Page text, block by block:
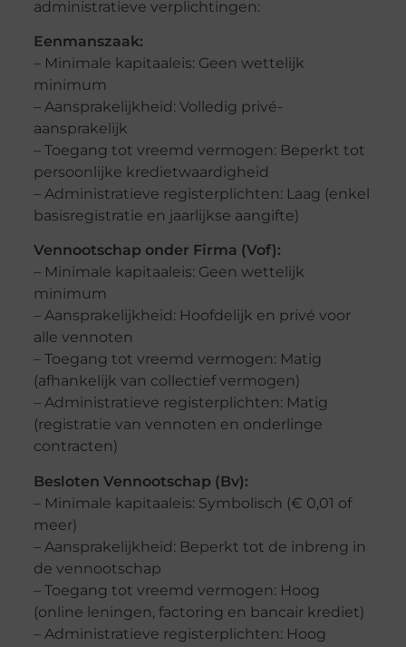
administratieve verplichtingen:
Eenmanszaak:
– Minimale kapitaaleis: Geen wettelijk
minimum
– Aansprakelijkheid: Volledig privé-
aansprakelijk
– Toegang tot vreemd vermogen: Beperkt tot
persoonlijke kredietwaardigheid
– Administratieve registerplichten: Laag (enkel
basisregistratie en jaarlijkse aangifte)
Vennootschap onder Firma (Vof):
– Minimale kapitaaleis: Geen wettelijk
minimum
– Aansprakelijkheid: Hoofdelijk en privé voor
alle vennoten
– Toegang tot vreemd vermogen: Matig
(afhankelijk van collectief vermogen)
– Administratieve registerplichten: Matig
(registratie van vennoten en onderlinge
contracten)
Besloten Vennootschap (Bv):
– Minimale kapitaaleis: Symbolisch (€ 0,01 of
meer)
– Aansprakelijkheid: Beperkt tot de inbreng in
de vennootschap
– Toegang tot vreemd vermogen: Hoog
(online leningen, factoring en bancair krediet)
– Administratieve registerplichten: Hoog